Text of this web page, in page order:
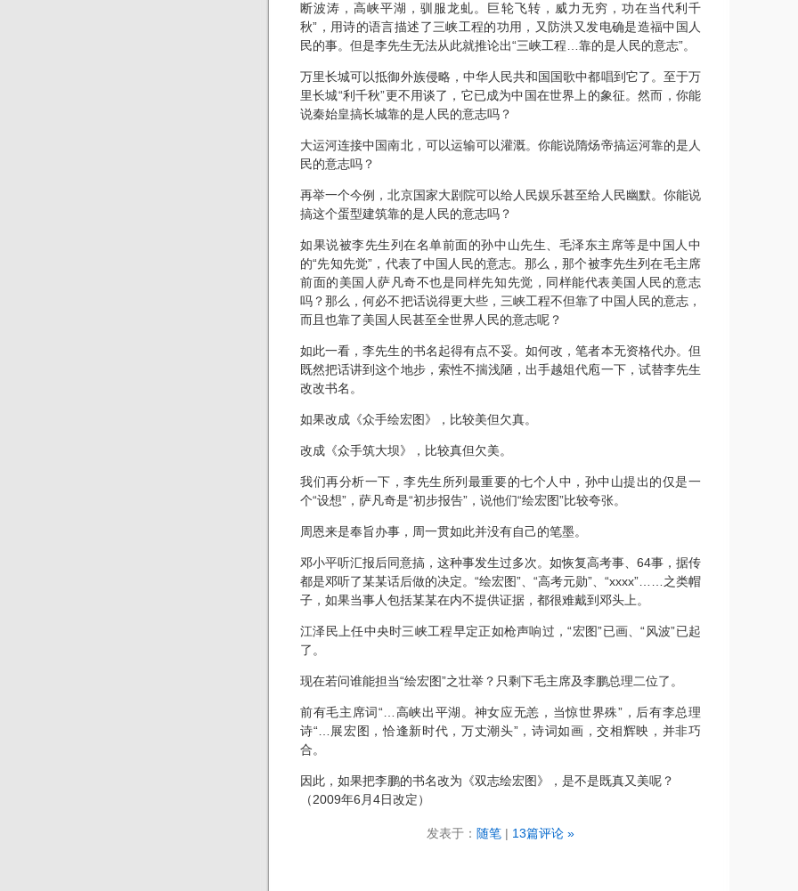
断波涛，高峡平湖，驯服龙虬。巨轮飞转，威力无穷，功在当代利千
秋”，用诗的语言描述了三峡工程的功用，又防洪又发电确是造福中国人
民的事。但是李先生无法从此就推论出“三峡工程…靠的是人民的意志”。
万里长城可以抵御外族侵略，中华人民共和国国歌中都唱到它了。至于万
里长城“利千秋”更不用谈了，它已成为中国在世界上的象征。然而，你能
说秦始皇搞长城靠的是人民的意志吗？
大运河连接中国南北，可以运输可以灌溉。你能说隋炀帝搞运河靠的是人
民的意志吗？
再举一个今例，北京国家大剧院可以给人民娱乐甚至给人民幽默。你能说
搞这个蛋型建筑靠的是人民的意志吗？
如果说被李先生列在名单前面的孙中山先生、毛泽东主席等是中国人中
的“先知先觉”，代表了中国人民的意志。那么，那个被李先生列在毛主席
前面的美国人萨凡奇不也是同样先知先觉，同样能代表美国人民的意志
吗？那么，何必不把话说得更大些，三峡工程不但靠了中国人民的意志，
而且也靠了美国人民甚至全世界人民的意志呢？
如此一看，李先生的书名起得有点不妥。如何改，笔者本无资格代办。但
既然把话讲到这个地步，索性不揣浅陋，出手越俎代庖一下，试替李先生
改改书名。
如果改成《众手绘宏图》，比较美但欠真。
改成《众手筑大坝》，比较真但欠美。
我们再分析一下，李先生所列最重要的七个人中，孙中山提出的仅是一
个“设想”，萨凡奇是“初步报告”，说他们“绘宏图”比较夸张。
周恩来是奉旨办事，周一贯如此并没有自己的笔墨。
邓小平听汇报后同意搞，这种事发生过多次。如恢复高考事、64事，据传
都是邓听了某某话后做的决定。“绘宏图”、“高考元勋”、“xxxx”……之类帽
子，如果当事人包括某某在内不提供证据，都很难戴到邓头上。
江泽民上任中央时三峡工程早定正如枪声响过，“宏图”已画、“风波”已起
了。
现在若问谁能担当“绘宏图”之壮举？只剩下毛主席及李鹏总理二位了。
前有毛主席词“…高峡出平湖。神女应无恙，当惊世界殊”，后有李总理
诗“…展宏图，恰逢新时代，万丈潮头”，诗词如画，交相辉映，并非巧
合。
因此，如果把李鹏的书名改为《双志绘宏图》，是不是既真又美呢？
（2009年6月4日改定）
发表于： 随笔 | 13篇评论 »